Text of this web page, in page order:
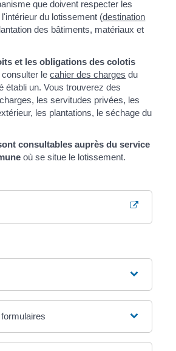
que doivent respecter les
du lotissement (destination
des bâtiments, matériaux et
et les obligations des colotis
consulter lecahier des charges du
établi un. Vous trouverez des
les servitudes privées, les
les plantations, le séchage du
consultables auprès du service
où se situe le lotissement.